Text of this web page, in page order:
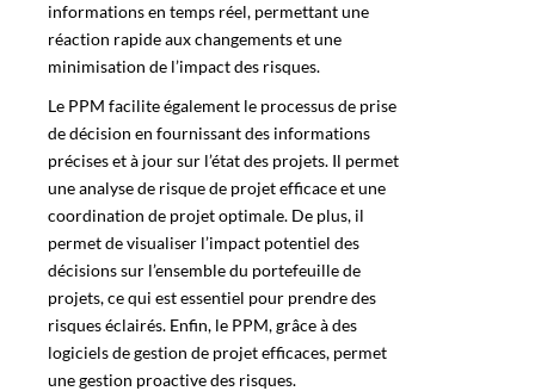
informations en temps réel, permettant une
réaction rapide aux changements et une
minimisation de l’impact des risques.
Le PPM facilite également le processus de prise
de décision en fournissant des informations
précises et à jour sur l’état des projets. Il permet
une analyse de risque de projet efficace et une
coordination de projet optimale. De plus, il
permet de visualiser l’impact potentiel des
décisions sur l’ensemble du portefeuille de
projets, ce qui est essentiel pour prendre des
risques éclairés. Enfin, le PPM, grâce à des
logiciels de gestion de projet efficaces, permet
une gestion proactive des risques.